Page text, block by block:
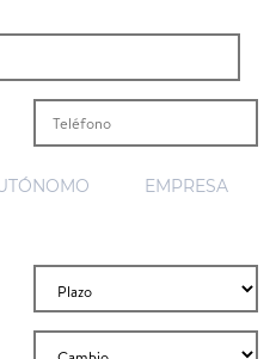
EMPRESA